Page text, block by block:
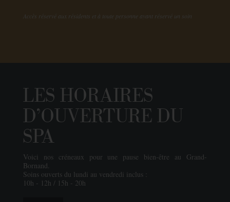
Accès réservé aux résidents et à toute personne ayant réservé un soin
LES HORAIRES
D'OUVERTURE DU
SPA
Voici nos créneaux pour une pause bien-être au Grand-
Bornand.
Soins ouverts du lundi au vendredi inclus :
10h - 12h / 15h - 20h